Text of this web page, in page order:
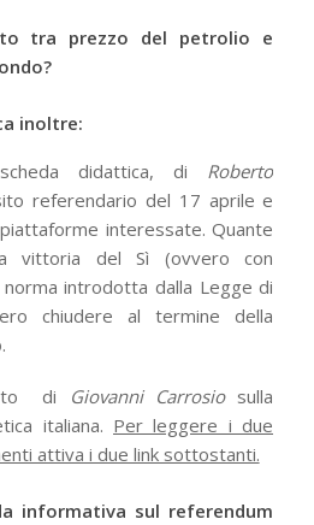
tra prezzo del petrolio e
inoltre:
didattica, di Roberto
referendario del 17 aprile e
interessate. Quante
vittoria del Sì (ovvero con
norma introdotta dalla Legge di
chiudere al termine della
di Giovanni Carrosiosulla
italiana. Per leggere i due
attiva i due link sottostanti.
informativa sul referendum